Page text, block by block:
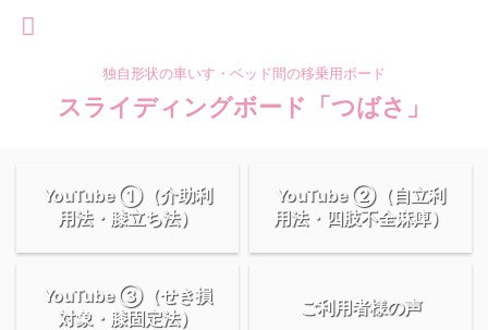
独自形状の車いす・ベッド間の移乗用ボード
スライディングボード「つばさ」
YouTube ①（介助利
用法・膝立ち法）
YouTube ②（自立利
用法・四肢不全麻痺）
YouTube ③（せき損
対象・膝固定法）
ご利用者様の声